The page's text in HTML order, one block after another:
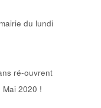
du lundi
ré-ouvrent
2020 !